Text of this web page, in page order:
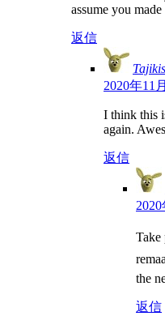
assume you
返信
2020年11
I think this
again.
返信
Take
the
返信